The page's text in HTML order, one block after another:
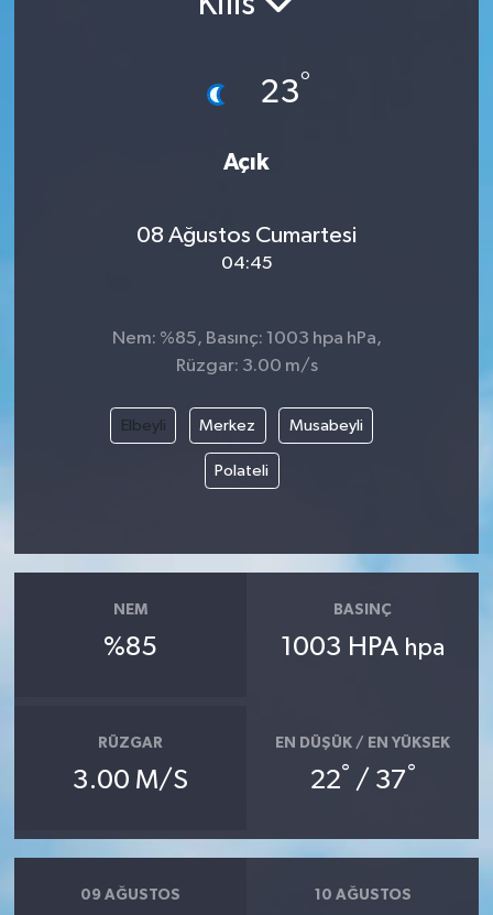
23°
Açık
08 Ağustos Cumartesi
04:45
Nem: %85, Basınç: 1003 hpa hPa,
Rüzgar: 3.00 m/s
Elbeyli Merkez Musabeyli
Polateli
NEM
%85
BASINÇ
1003 HPA hpa
RÜZGAR
3.00 M/S
EN DÜŞÜK / EN YÜKSEK
22° / 37°
09 AĞUSTOS 10 AĞUSTOS